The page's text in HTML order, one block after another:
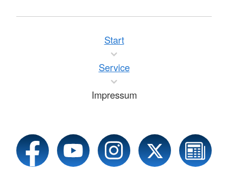
Start
Service
Impressum